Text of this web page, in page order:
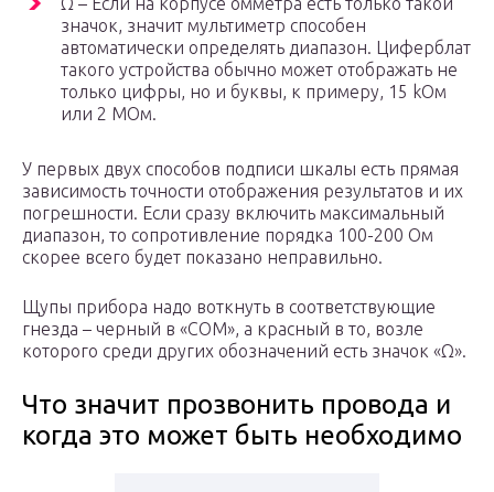
значок, значит мультиметр способен
автоматически определять диапазон. Циферблат
такого устройства обычно может отображать не
только цифры, но и буквы, к примеру, 15 kОм
или 2 MОм.
У первых двух способов подписи шкалы есть прямая
зависимость точности отображения результатов и их
погрешности. Если сразу включить максимальный
диапазон, то сопротивление порядка 100-200 Ом
скорее всего будет показано неправильно.
Щупы прибора надо воткнуть в соответствующие
гнезда – черный в «COM», а красный в то, возле
которого среди других обозначений есть значок «Ω».
Что значит прозвонить провода и
когда это может быть необходимо